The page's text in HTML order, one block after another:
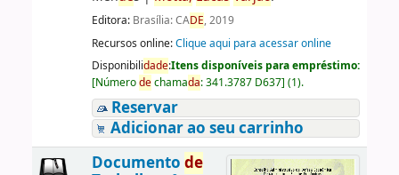
Editora: Brasília: CADE, 2019
Recursos online:Clique aqui para acessar online
Disponibilidade:Itens disponíveis para empréstimo:
[Númerodechamada:341.3787 D637] (1).
Reservar
Adicionar ao seu carrinho
Documento de